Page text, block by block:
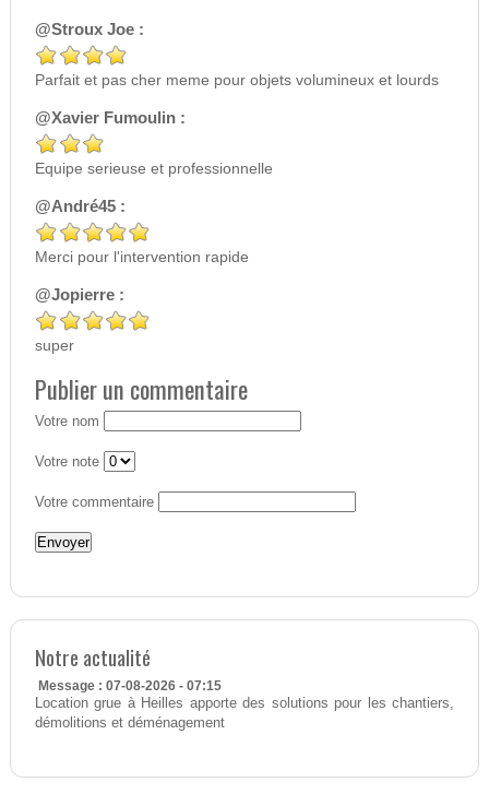
@Stroux Joe :
Parfait et pas cher meme pour objets volumineux et lourds
@Xavier Fumoulin :
Equipe serieuse et professionnelle
@André45 :
Merci pour l'intervention rapide
@Jopierre :
super
Publier un commentaire
Votre nom
Votre note
Votre commentaire
Notre actualité
Message : 07-08-2026 - 07:15
Location grue à Heilles apporte des solutions pour les chantiers,
démolitions et déménagement